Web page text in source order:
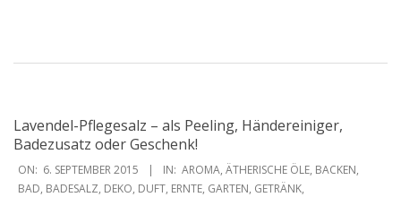
Lavendel-Pflegesalz – als Peeling, Händereiniger,
Badezusatz oder Geschenk!
2015-
09-
ON: 6. SEPTEMBER 2015 IN: AROMA, ÄTHERISCHE ÖLE, BACKEN,
BAD, BADESALZ, DEKO, DUFT, ERNTE, GARTEN, GETRÄNK,